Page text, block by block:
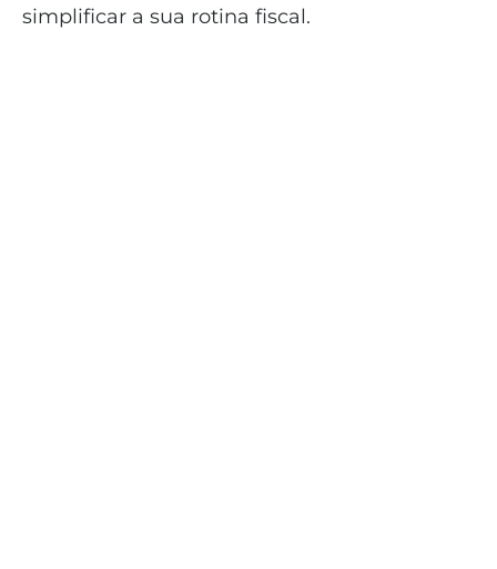
simplificar a sua rotina fiscal.